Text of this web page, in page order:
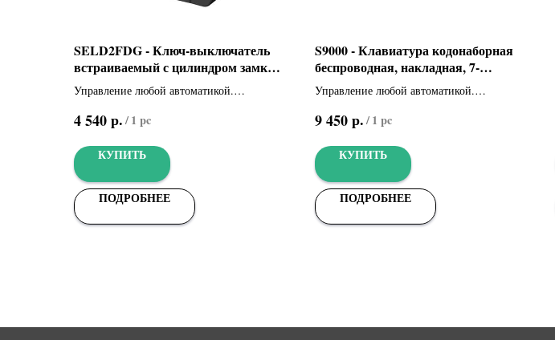
SELD2FDG - Ключ-выключатель
встраиваемый с цилиндром замка
DIN и синей подсветкой (806SL-
0060)
Управление любой автоматикой.
цилиндром замка DIN и синей подсветкой
4 540р./1 pc
КУПИТЬ
ПОДРОБНЕЕ
S9000 - Клавиатура кодонаборная
беспроводная, накладная, 7-
кнопочная (001S9000)
Управление любой автоматикой.
клавиатура, 433,92 МГц, с возможностью
кодов
9 450р./1 pc
КУПИТЬ
ПОДРОБНЕЕ